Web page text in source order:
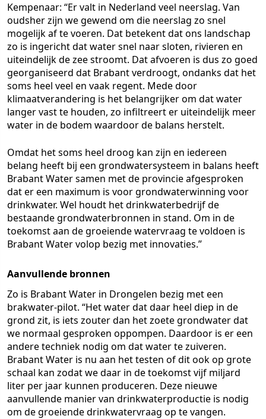
Kempenaar: “Er valt in Nederland veel neerslag. Van
oudsher zijn we gewend om die neerslag zo snel
mogelijk af te voeren. Dat betekent dat ons landschap
zo is ingericht dat water snel naar sloten, rivieren en
uiteindelijk de zee stroomt. Dat afvoeren is dus zo goed
georganiseerd dat Brabant verdroogt, ondanks dat het
soms heel veel en vaak regent. Mede door
klimaatverandering is het belangrijker om dat water
langer vast te houden, zo infiltreert er uiteindelijk meer
water in de bodem waardoor de balans herstelt.
Omdat het soms heel droog kan zijn en iedereen
belang heeft bij een grondwatersysteem in balans heeft
Brabant Water samen met de provincie afgesproken
dat er een maximum is voor grondwaterwinning voor
drinkwater. Wel houdt het drinkwaterbedrijf de
bestaande grondwaterbronnen in stand. Om in de
toekomst aan de groeiende watervraag te voldoen is
Brabant Water volop bezig met innovaties.”
Aanvullende bronnen
Zo is Brabant Water in Drongelen bezig met een
brakwater-pilot. “Het water dat daar heel diep in de
grond zit, is iets zouter dan het zoete grondwater dat
we normaal gesproken oppompen. Daardoor is er een
andere techniek nodig om dat water te zuiveren.
Brabant Water is nu aan het testen of dit ook op grote
schaal kan zodat we daar in de toekomst vijf miljard
liter per jaar kunnen produceren. Deze nieuwe
aanvullende manier van drinkwaterproductie is nodig
om de groeiende drinkwatervraag op te vangen.